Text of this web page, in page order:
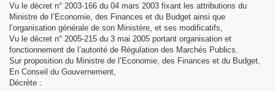
Vu le décret n° 2003‑166 du 04 mars 2003 fixant les attributions du
Ministre de l’Economie, des Finances et du Budget ainsi que
l’organisation générale de son Ministère, et ses modificatifs,
Vu le décret n° 2005‑215 du 3 mai 2005 portant organisation et
fonctionnement de l’autorité de Régulation des Marchés Publics.
Sur proposition du Ministre de l’Economie, des Finances et du Budget,
En Conseil du Gouvernement,
Décrète :